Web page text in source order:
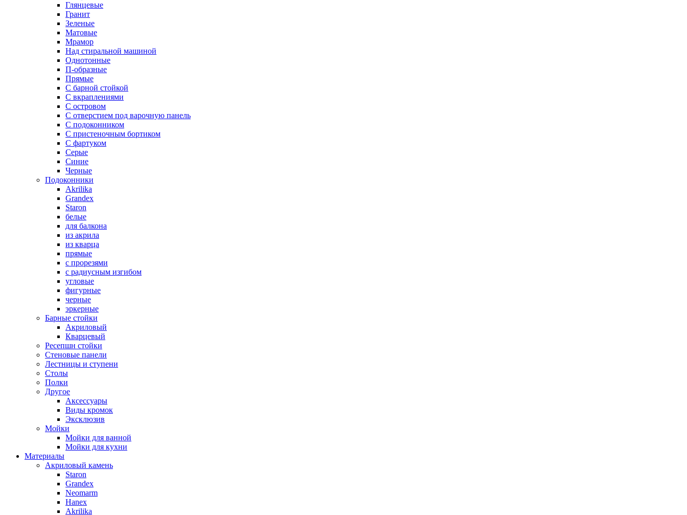
Глянцевые
Гранит
Зеленые
Матовые
Мрамор
Над стиральной машиной
Однотонные
П-образные
Прямые
С барной стойкой
С вкраплениями
С островом
С отверстием под варочную панель
С подоконником
С пристеночным бортиком
С фартуком
Серые
Синие
Черные
Подоконники
Akrilika
Grandex
Staron
белые
для балкона
из акрила
из кварца
прямые
с прорезями
с радиусным изгибом
угловые
фигурные
черные
эркерные
Барные стойки
Акриловый
Кварцевый
Ресепшн стойки
Стеновые панели
Лестницы и ступени
Столы
Полки
Другое
Аксессуары
Виды кромок
Эксклюзив
Мойки
Мойки для ванной
Мойки для кухни
Материалы
Акриловый камень
Staron
Grandex
Neomarm
Hanex
Akrilika